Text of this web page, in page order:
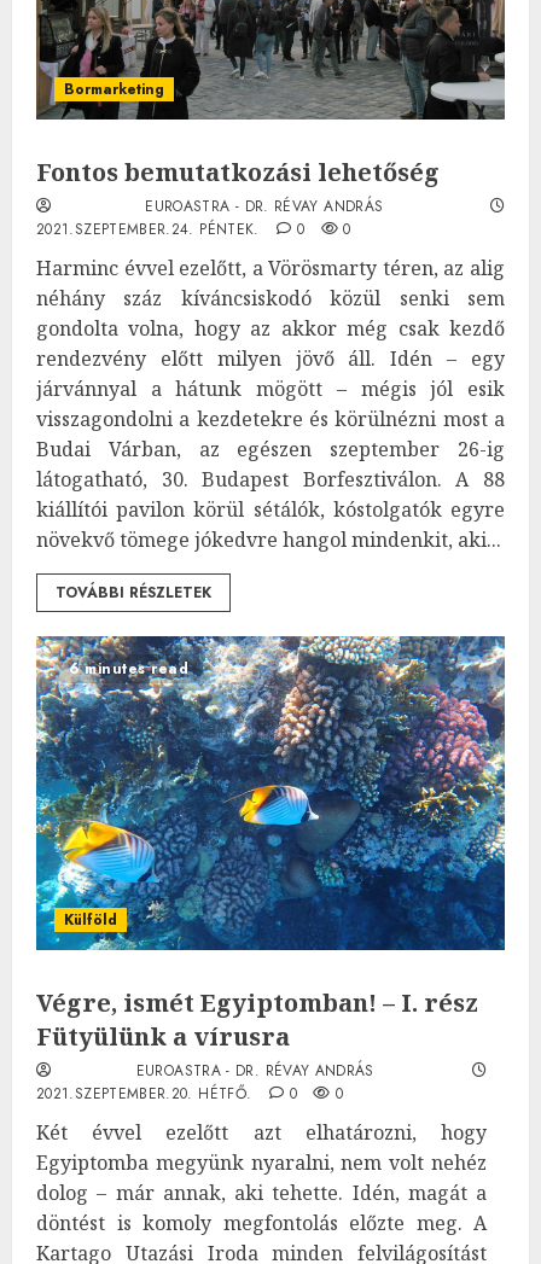
Bormarketing
Fontos bemutatkozási lehetőség
EUROASTRA - DR. RÉVAY ANDRÁS
2021.SZEPTEMBER.24. PÉNTEK.
0 0
Harminc évvel ezelőtt, a Vörösmarty téren, az alig
néhány száz kíváncsiskodó közül senki sem
gondolta volna, hogy az akkor még csak kezdő
rendezvény előtt milyen jövő áll. Idén – egy
járvánnyal a hátunk mögött – mégis jól esik
visszagondolni a kezdetekre és körülnézni most a
Budai Várban, az egészen szeptember 26-ig
látogatható, 30. Budapest Borfesztiválon. A 88
kiállítói pavilon körül sétálók, kóstolgatók egyre
növekvő tömege jókedvre hangol mindenkit, aki...
TOVÁBBI RÉSZLETEK
6 minutes read
Külföld
Végre, ismét Egyiptomban! – I. rész
Fütyülünk a vírusra
EUROASTRA - DR. RÉVAY ANDRÁS
2021.SZEPTEMBER.20. HÉTFŐ.
0 0
Két évvel ezelőtt azt elhatározni, hogy
Egyiptomba megyünk nyaralni, nem volt nehéz
dolog – már annak, aki tehette. Idén, magát a
döntést is komoly megfontolás előzte meg. A
Kartago Utazási Iroda minden felvilágosítást